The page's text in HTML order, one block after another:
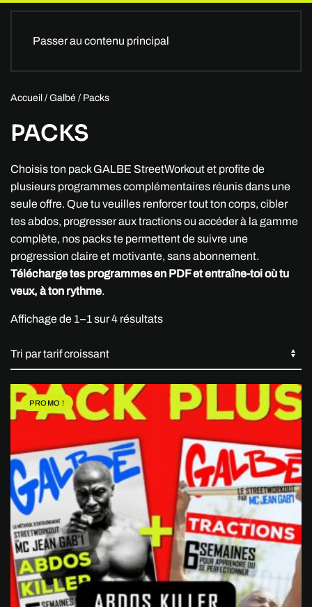
Passer au contenu principal
Accueil / Galbé / Packs
PACKS
Choisis ton pack GALBE StreetWorkout et profite de
plusieurs programmes complémentaires réunis dans une
seule offre. Que tu veuilles renforcer tout ton corps, cibler
tes abdos, progresser aux tractions ou accéder à la gamme
complète, nos packs te permettent de suivre une
progression claire et motivante, sans abonnement.
Télécharge tes programmes en PDF et entraîne-toi où tu
veux, à ton rythme.
Affichage de 1–1 sur 4 résultatsTrié
PROMO !